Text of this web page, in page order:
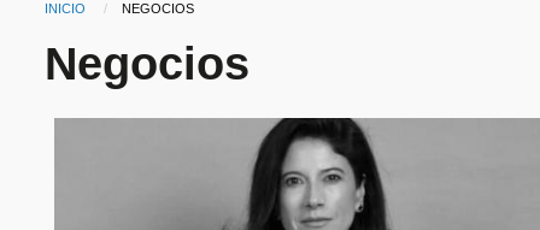
Ruta de navegación
INICIO CURRENT:
NEGOCIOS
Negocios